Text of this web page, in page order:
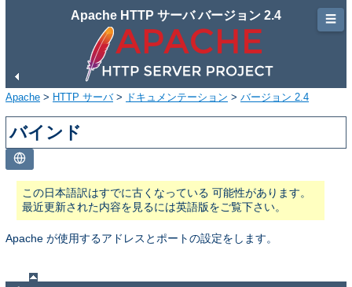
Apache HTTP サーバ バージョン 2.4
Apache > HTTP サーバ> ドキュメンテーション > バージョン 2.4
バインド
この日本語訳はすでに古くなっている 可能性があります。
最近更新された内容を見るには英語版をご覧下さい。
Apache が使用するアドレスとポートの設定をします。
☰